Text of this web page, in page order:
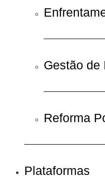
Gestão de
Reforma
Plataformas